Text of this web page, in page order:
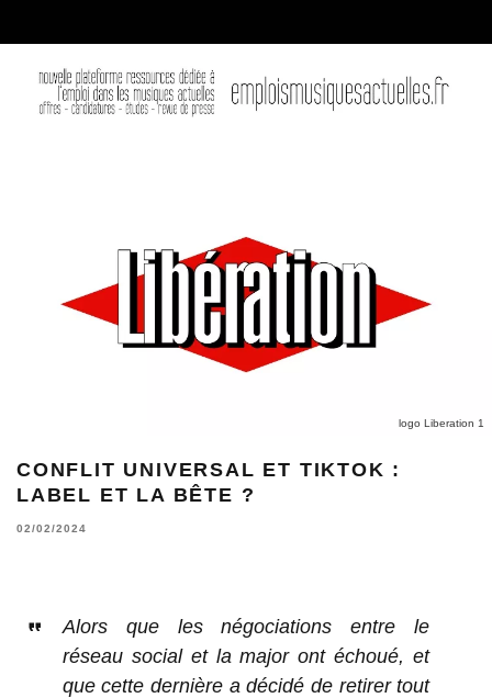
logo Liberation 1
CONFLIT UNIVERSAL ET TIKTOK :
LABEL ET LA BÊTE ?
02/02/2024
Alors que les négociations entre le
réseau social et la major ont échoué, et
que cette dernière a décidé de retirer tout